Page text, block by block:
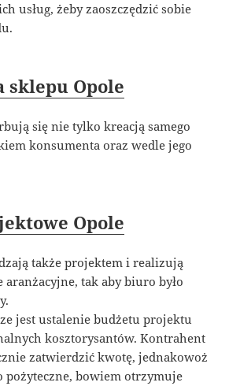
usług, żeby zaoszczędzić sobie
sklepu Opole
się nie tylko kreacją samego
konsumenta oraz wedle jego
Opole
także projektem i realizują
aranżacyjne, tak aby biuro było
jest ustalenie budżetu projektu
kosztorysantów. Kontrahent
zatwierdzić kwotę, jednakowoż
pożyteczne, bowiem otrzymuje